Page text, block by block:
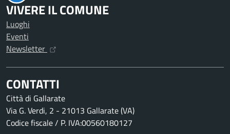
VIVERE IL COMUNE
Luoghi
Eventi
Newsletter
CONTATTI
Città di Gallarate
Via G. Verdi, 2 - 21013 Gallarate (VA)
Codice fiscale / P. IVA:00560180127